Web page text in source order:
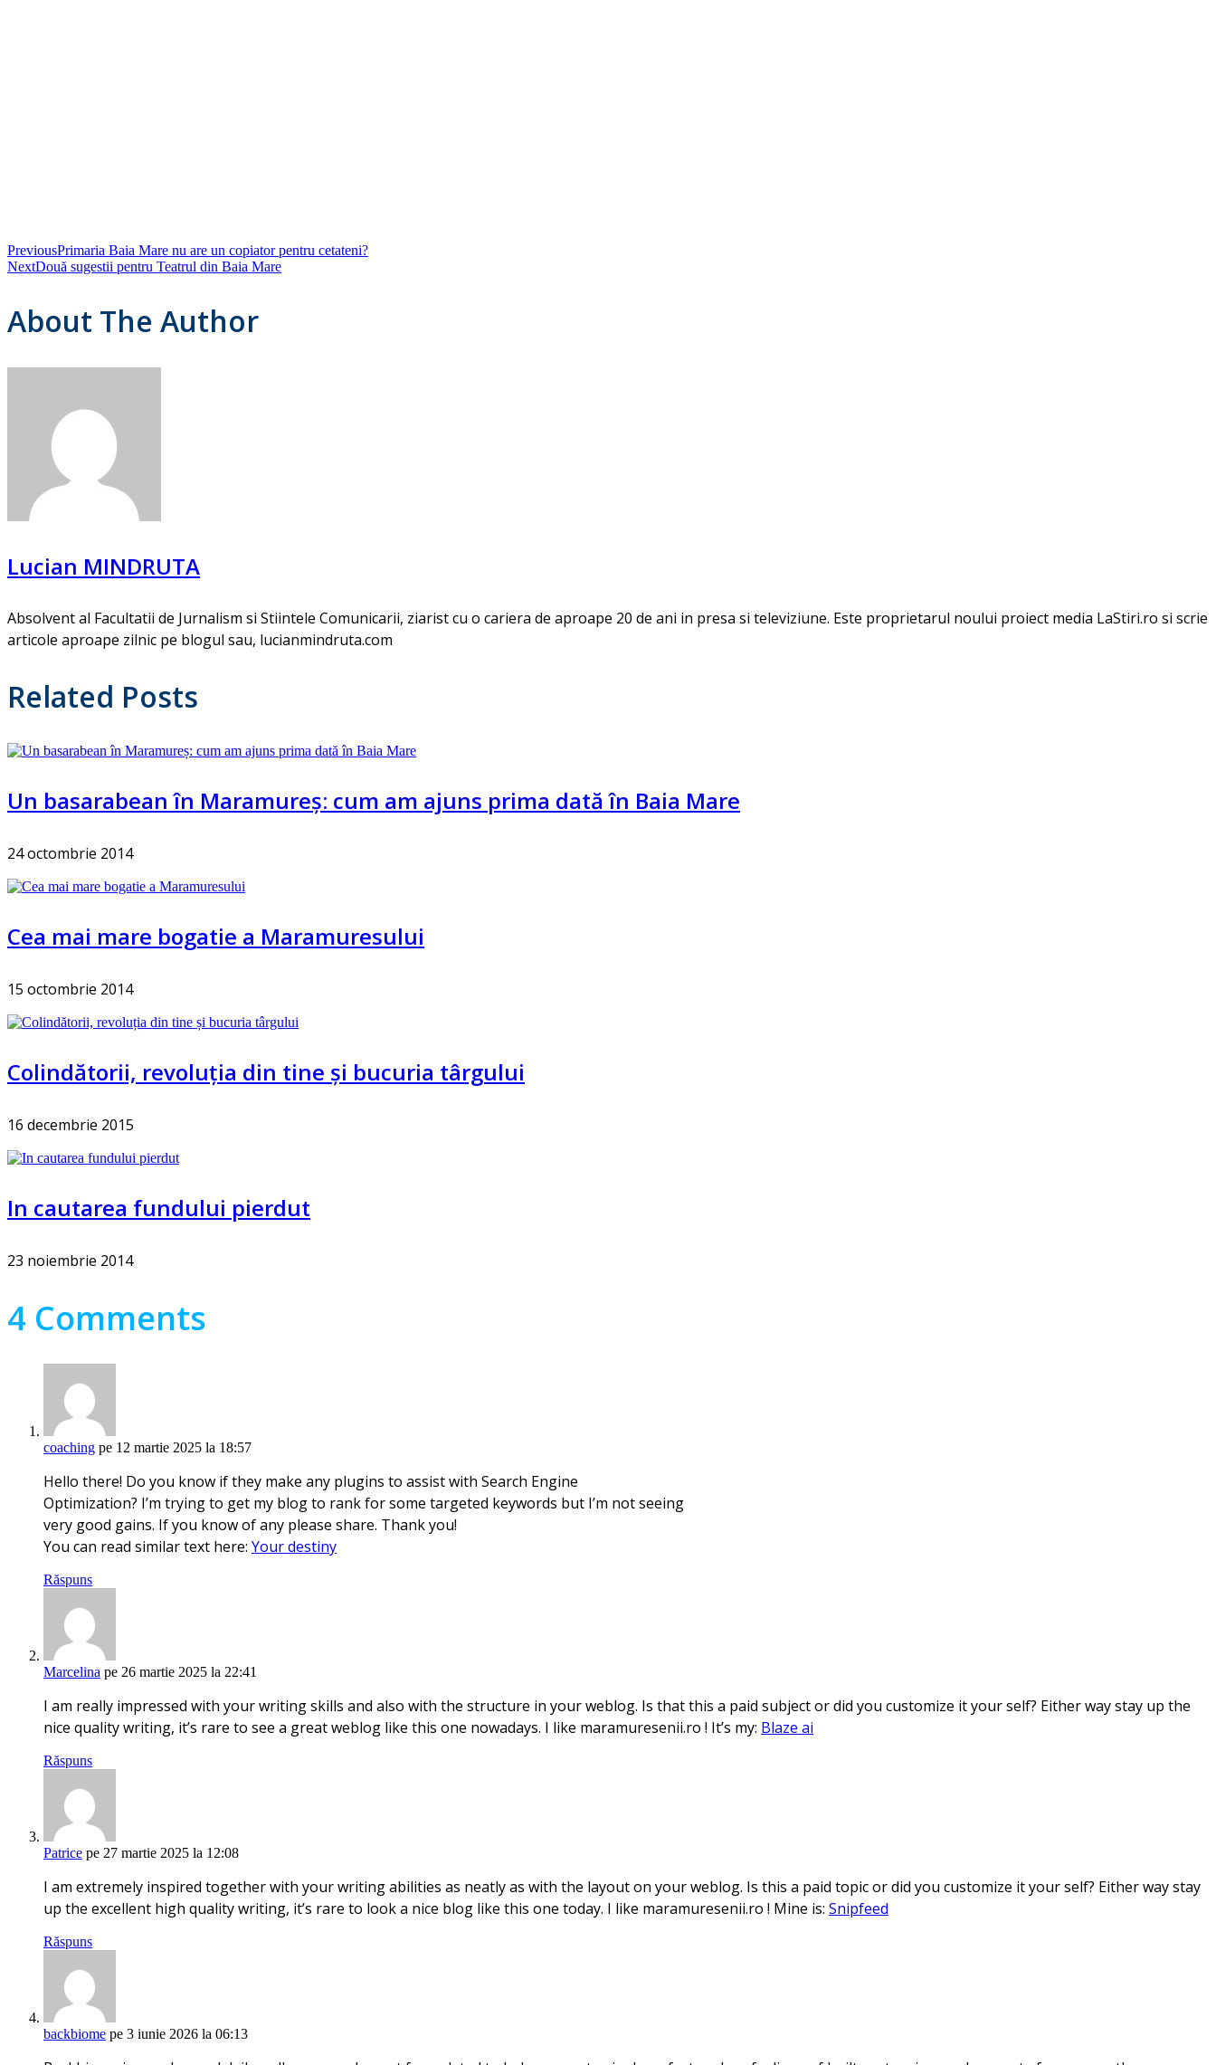
PreviousPrimaria Baia Mare nu are un copiator pentru cetateni?
NextDouă sugestii pentru Teatrul din Baia Mare
About The Author
Lucian MINDRUTA
Absolvent al Facultatii de Jurnalism si Stiintele Comunicarii, ziarist cu o cariera de aproape 20 de ani in presa si televiziune. Este proprietarul noului proiect media LaStiri.ro si scrie
articole aproape zilnic pe blogul sau, lucianmindruta.com
Related Posts
Un basarabean în Maramureș: cum am ajuns prima dată în Baia Mare
24 octombrie 2014
Cea mai mare bogatie a Maramuresului
15 octombrie 2014
Colindătorii, revoluția din tine și bucuria târgului
16 decembrie 2015
In cautarea fundului pierdut
23 noiembrie 2014
4 Comments
coaching pe 12 martie 2025 la 18:57
Hello there! Do you know if they make any plugins to assist with Search Engine
Optimization? I’m trying to get my blog to rank for some targeted keywords but I’m not seeing
very good gains. If you know of any please share. Thank you!
You can read similar text here: Your destiny
Răspuns
Marcelina pe 26 martie 2025 la 22:41
I am really impressed with your writing skills and also with the structure in your weblog. Is that this a paid subject or did you customize it your self? Either way stay up the
nice quality writing, it’s rare to see a great weblog like this one nowadays. I like maramuresenii.ro ! It’s my: Blaze ai
Răspuns
Patrice pe 27 martie 2025 la 12:08
I am extremely inspired together with your writing abilities as neatly as with the layout on your weblog. Is this a paid topic or did you customize it your self? Either way stay
up the excellent high quality writing, it’s rare to look a nice blog like this one today. I like maramuresenii.ro ! Mine is: Snipfeed
Răspuns
backbiome pe 3 iunie 2026 la 06:13